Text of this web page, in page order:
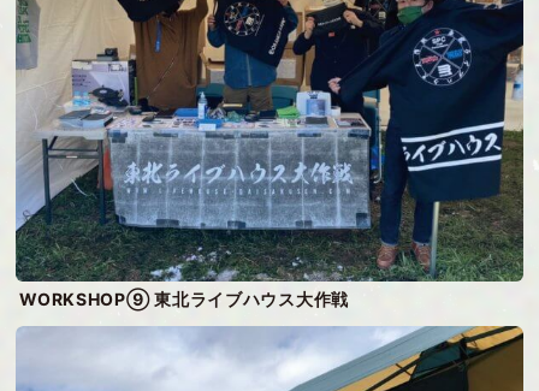
WORKSHOP⑨ 東北ライブハウス大作戦